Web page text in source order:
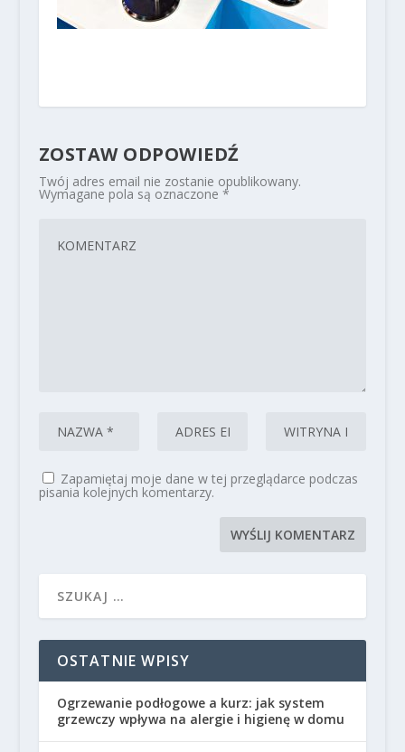
ZOSTAW ODPOWIEDŹ
Twój adres email nie zostanie opublikowany.
Wymagane pola są oznaczone *
Zapamiętaj moje dane w tej przeglądarce podczas
pisania kolejnych komentarzy.
OSTATNIE WPISY
Ogrzewanie podłogowe a kurz: jak system
grzewczy wpływa na alergie i higienę w domu